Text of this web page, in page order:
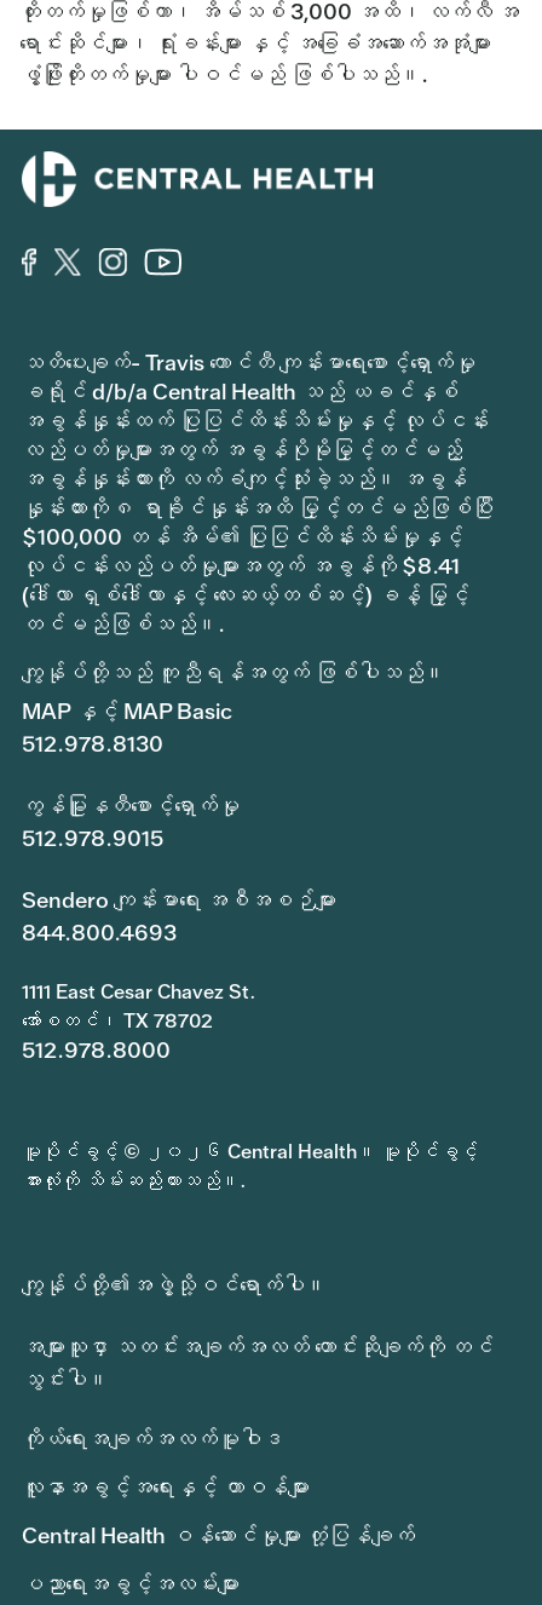
တိုးတက်မှုဖြစ်ကာ၊ အိမ်သစ် 3,000 အထိ၊ လက်လီ အ
ရောင်းဆိုင်များ၊ ရုံးခန်းများ နှင့် အခြေခံအဆောက်အအုံများ
ဖွံ့ဖြိုးတိုးတက်မှုများ ပါဝင်မည် ဖြစ်ပါသည်။.
သတိပေးချက်- Travis ကောင်တီ ကျန်းမာရေးစောင့်ရှောက်မှု
ခရိုင် d/b/a Central Health သည် ယခင်နှစ်
အခွန်နှုန်းထက် ပြုပြင်ထိန်းသိမ်းမှုနှင့် လုပ်ငန်း
လည်ပတ်မှုများအတွက် အခွန်ပိုမိုမြှင့်တင်မည့်
အခွန်နှုန်းထားကို လက်ခံကျင့်သုံးခဲ့သည်။ အခွန်
နှုန်းထားကို ၈ ရာခိုင်နှုန်းအထိ မြှင့်တင်မည်ဖြစ်ပြီး
$100,000 တန် အိမ်၏ ပြုပြင်ထိန်းသိမ်းမှုနှင့်
လုပ်ငန်းလည်ပတ်မှုများအတွက် အခွန်ကို $8.41
(ဒေါ်လာ ရှစ်ဒေါ်လာနှင့် လေးဆယ့်တစ်ဆင့်) ခန့် မြှင့်
တင်မည်ဖြစ်သည်။.
ကျွန်ုပ်တို့သည် ကူညီရန်အတွက် ဖြစ်ပါသည်။
MAP နှင့် MAP Basic
512.978.8130
ကွန်မြူနတီစောင့်ရှောက်မှု
512.978.9015
Sendero ကျန်းမာရေး အစီအစဉ်များ
844.800.4693
1111 East Cesar Chavez St.
အော်စတင်၊ TX 78702
512.978.8000
မူပိုင်ခွင့် © ၂၀၂၆ Central Health။ မူပိုင်ခွင့်
အားလုံးကို သိမ်းဆည်းထားသည်။.
ကျွန်ုပ်တို့၏အဖွဲ့သို့ဝင်ရောက်ပါ။
အများသူငှာ သတင်းအချက်အလတ် တောင်းဆိုချက်ကို တင်
သွင်းပါ။
ကိုယ်ရေးအချက်အလက်မူဝါဒ
လူနာအခွင့်အရေးနှင့် တာဝန်များ
Central Health ဝန်ဆောင်မှုများ တုံ့ပြန်ချက်
ပညာရေးအခွင့်အလမ်းများ